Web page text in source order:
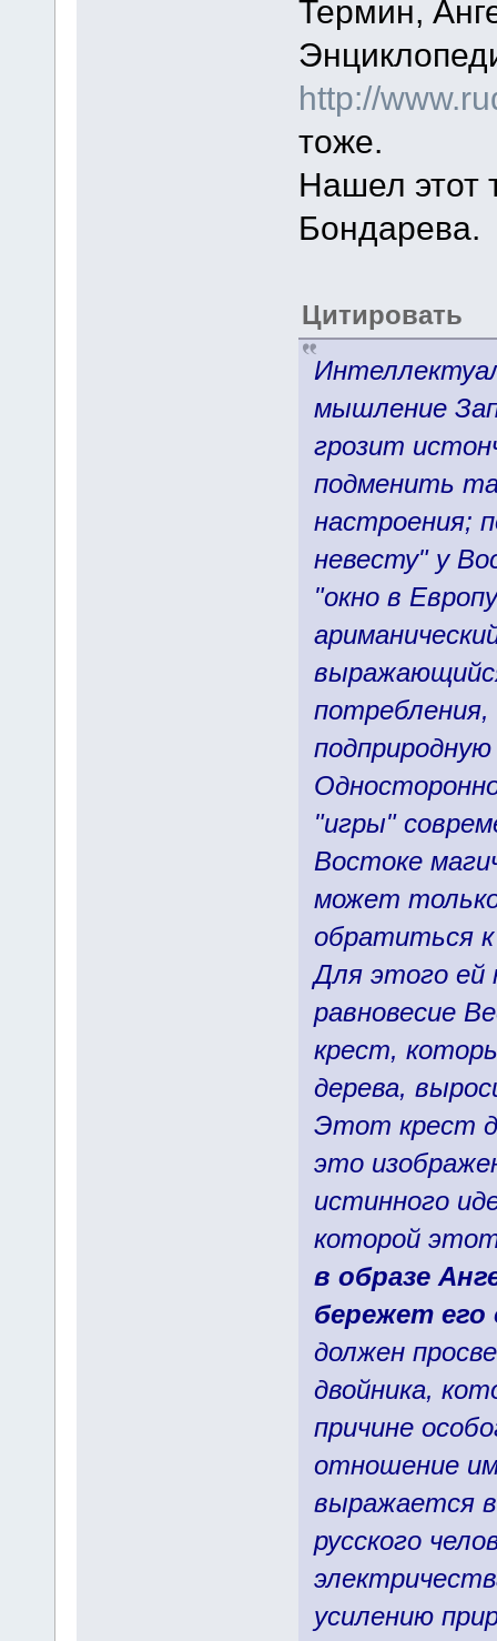
Термин,
http://
тоже.
Нашел этот
Бондарева.
Цитировать
мышление
грозит
подменить
настроения;
невесту" у
"окно в
"игры"
Востоке
может
обратиться к
Для этого ей
равновесие
крест,
дерева,
Этот крест
это
истинного
которой
в образе
бережет
должен
двойника,
причине
отношение
выражается
русского
усилению